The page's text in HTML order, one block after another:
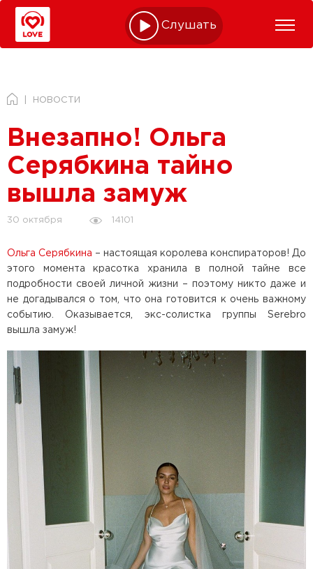
Слушать online
НОВОСТИ
Внезапно! Ольга
Серябкина тайно
вышла замуж
30 октября 14101
Ольга Серябкина – настоящая королева конспираторов! До
этого момента красотка хранила в полной тайне все
подробности своей личной жизни – поэтому никто даже и
не догадывался о том, что она готовится к очень важному
событию. Оказывается, экс-солистка группы Serebro
вышла замуж!